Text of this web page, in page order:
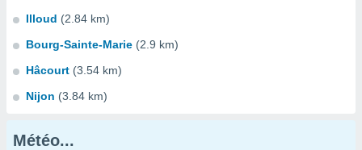
Illoud (2.84 km)
Bourg-Sainte-Marie (2.9 km)
Hâcourt (3.54 km)
Nijon (3.84 km)
Météo...